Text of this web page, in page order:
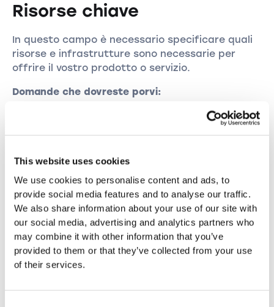
This website uses cookies
We use cookies to personalise content and ads, to
provide social media features and to analyse our traffic.
We also share information about your use of our site with
our social media, advertising and analytics partners who
may combine it with other information that you’ve
provided to them or that they’ve collected from your use
of their services.
Risorse chiave
In questo campo è necessario specificare quali
risorse e infrastrutture sono necessarie per
offrire il vostro prodotto o servizio.
Domande che dovreste porvi:
significativo la mia Value Proposition? Di quali
vantaggi per il cliente? Quali risorse richiedono i
clienti? Fonti di reddito?»
Cosa dovrebbe apparire in questo blocco:
Una lista di risorse chiave legate alla vostra
promessa di valore.